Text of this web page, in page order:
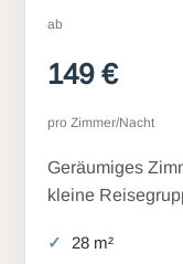
ab
149 €
pro Zimmer/Nacht
Geräumiges
kleine
28 m²